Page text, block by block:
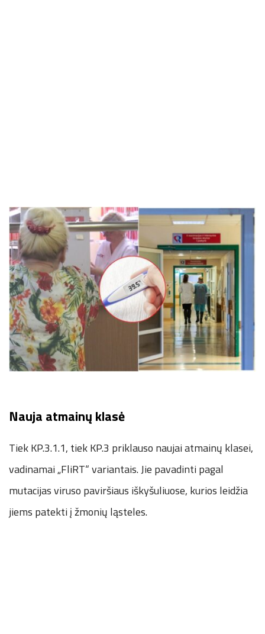
Nauja atmainų klasė
Tiek KP.3.1.1, tiek KP.3 priklauso naujai atmainų klasei,
vadinamai „FliRT“ variantais. Jie pavadinti pagal
mutacijas viruso paviršiaus iškyšuliuose, kurios leidžia
jiems patekti į žmonių ląsteles.